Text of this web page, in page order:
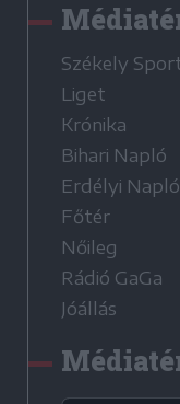
Székely
Liget
Krónika
Bihari Napló
Erdélyi Napló
Főtér
Nőileg
Rádió GaGa
Jóállás